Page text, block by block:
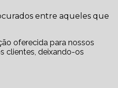
entre aqueles que
oferecida para nossos
clientes, deixando-os